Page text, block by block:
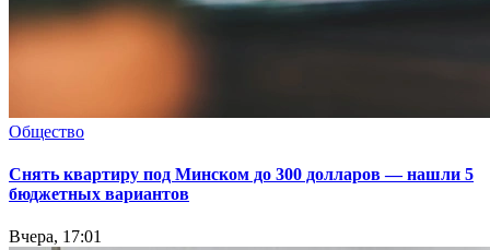
Общество
Снять квартиру под Минском до 300 долларов — нашли 5
бюджетных вариантов
Вчера, 17:01